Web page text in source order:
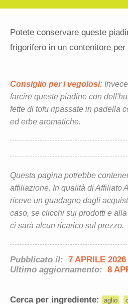
Potete conservare queste
frigorifero in un contenitore per
Consiglio per i vegolosi:
farcire queste piadine con
fette di tofu ripassate in padella
ed erbe aromatiche.
Questa pagina potrebbe
affiliazione. In qualità di Affiliato
riceve un guadagno dagli
caso, se clicchi sui prodotti e
ci sarà alcun ricarico sul prezzo.
Pubblicato il: 7 APRILE 2026
Ultimo aggiornamento: 8
Cerca per ingrediente: aglio